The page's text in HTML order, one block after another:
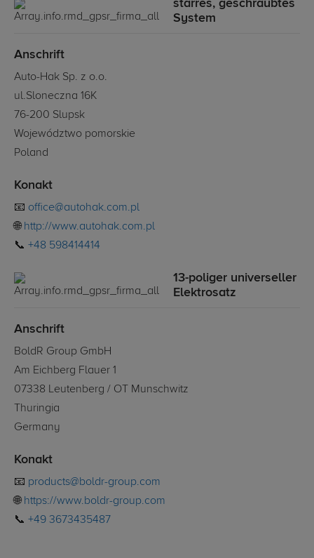
starres, geschraubtes
System
Anschrift
Auto-Hak Sp. z o.o.
ul.Sloneczna 16K
76-200 Slupsk
Województwo pomorskie
Poland
Konakt
📧 office@autohak.com.pl
🌐 http://www.autohak.com.pl
📞 +48 598414414
13-poliger universeller
Elektrosatz
Anschrift
BoldR Group GmbH
Am Eichberg Flauer 1
07338 Leutenberg / OT Munschwitz
Thuringia
Germany
Konakt
📧 products@boldr-group.com
🌐 https://www.boldr-group.com
📞 +49 3673435487